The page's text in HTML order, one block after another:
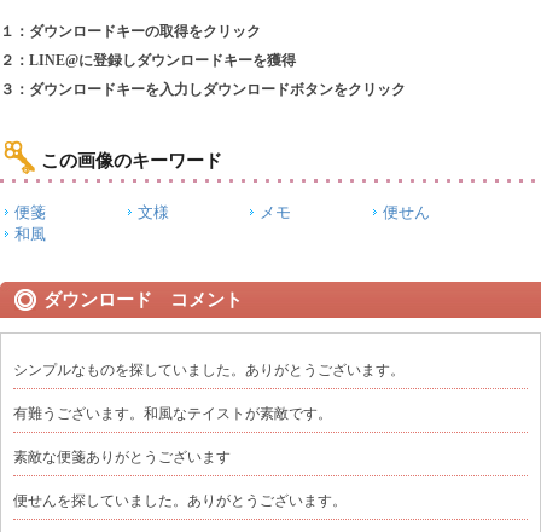
１：ダウンロードキーの取得をクリック
２：LINE@に登録しダウンロードキーを獲得
３：ダウンロードキーを入力しダウンロードボタンをクリック
この画像のキーワード
便箋 文様 メモ
便せん
和風
ダウンロード コメント
シンプルなものを探していました。ありがとうございます。
有難うございます。和風なテイストが素敵です。
素敵な便箋ありがとうございます
便せんを探していました。ありがとうございます。